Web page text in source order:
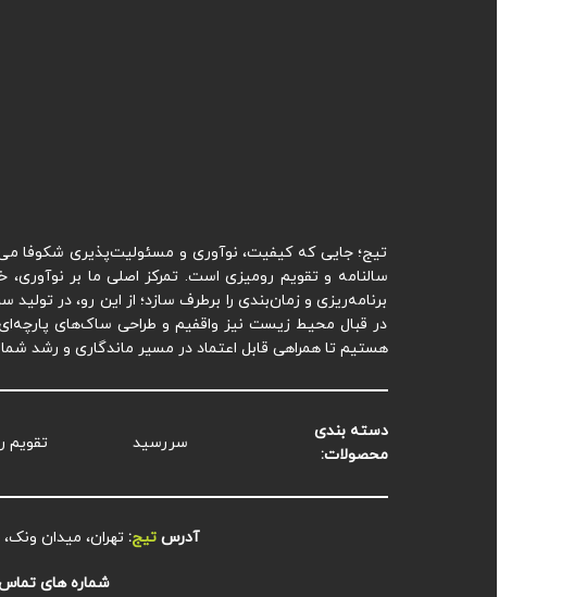
تیج؛ جایی که کیفیت، نوآوری و مسئولیت‌پذیری شکوفا
سالنامه و تقویم رومیزی است. تمرکز اصلی ما بر نوآوری،
برنامه‌ریزی و زمان‌بندی را برطرف سازد؛ از این رو، در
در قبال محیط زیست نیز واقفیم و طراحی ساک‌های پارچه‌ای
هستیم تا همراهی قابل اعتماد در مسیر ماندگاری و رشد
دسته بندی
محصولات:
سررسید تقویم
آدرس تیج: تهران، میدان ونک،
شماره های